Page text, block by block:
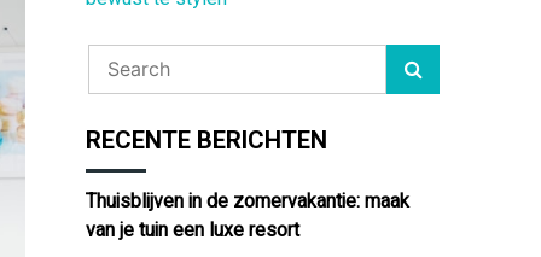
RECENTE BERICHTEN
Thuisblijven in de zomervakantie: maak
van je tuin een luxe resort